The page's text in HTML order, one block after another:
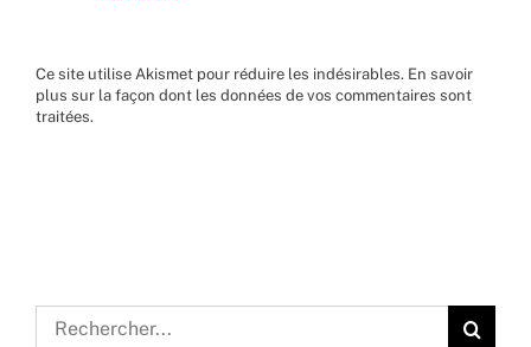
Ce site utilise Akismet pour réduire les indésirables. En savoir
plus sur la façon dont les données de vos commentaires sont
traitées.
Rechercher: